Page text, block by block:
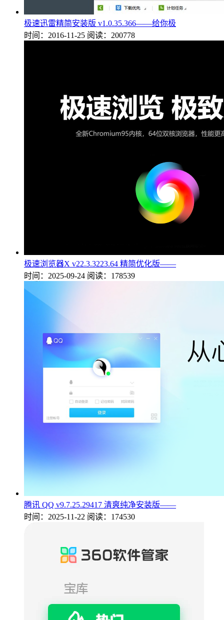
极速迅雷精简安装版 v1.0.35.366——给你极
时间：2016-11-25 阅读：200778
极速浏览器X v22.3.3223.64 精简优化版——
时间：2025-09-24 阅读：178539
腾讯 QQ v9.7.25.29417 清爽纯净安装版——
时间：2025-11-22 阅读：174530